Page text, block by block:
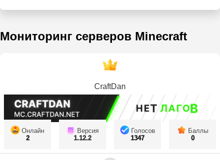
Мониторинг серверов Minecraft
CraftDan
Онлайн
2
Версия
1.12.2
Голосов
1347
Баллы
0